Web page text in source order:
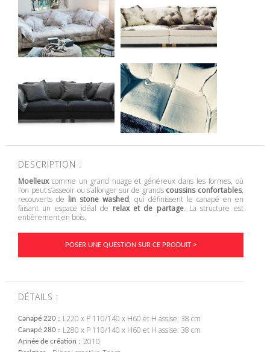
DESCRIPTION :
Moelleuxcomme un grand nuage et généreux dans les formes, où
l’on peut s’asseoir ou s’allonger sur de grands coussins confortables,
recouverts de lin stone washed, qui définissent le canapé en en
faisant un espace idéal de relax et de partage. La structure est
entièrement en bois.
POSER UNE QUESTION SUR CE PRODUIT >
DÉTAILS :
Canapé 220 L220 x P 110/140 x H60 et H assise: 38 cm
Canapé 280 L280 x P 110/140 x H60 et H assise: 38 cm
Année de création 2010